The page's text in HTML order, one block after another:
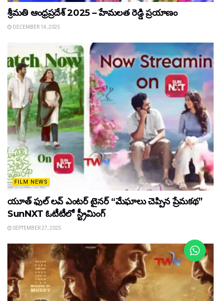
శ్రీమతి ఆంధ్రప్రదేశ్ 2025 – హేమలత రెడ్డి ప్రయాణం
DECEMBER 14, 2025
FILM NEWS
యూత్ ఫుల్ లవ్ ఎంటర్ టైనర్ “మేఘాలు చెప్పిన ప్రేమకథ”
SunNXT ఓటీటీలో స్ట్రీమింగ్
SEPTEMBER 27, 2025